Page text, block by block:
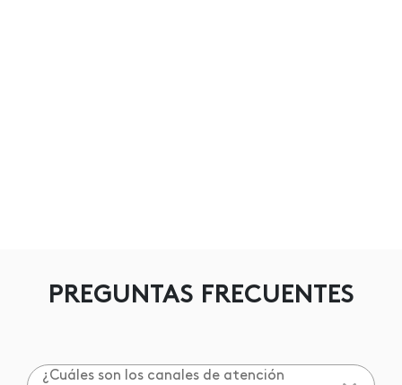
PREGUNTAS FRECUENTES
¿Cuáles son los canales de atención